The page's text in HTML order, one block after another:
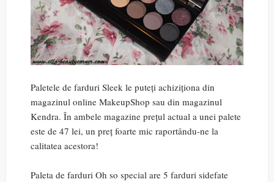
Paletele de farduri Sleek le puteți achiziționa din
magazinul online MakeupShop sau din magazinul
Kendra. În ambele magazine prețul actual a unei palete
este de 47 lei, un preț foarte mic raportându-ne la
calitatea acestora!
Paleta de farduri Oh so special are 5 farduri sidefate